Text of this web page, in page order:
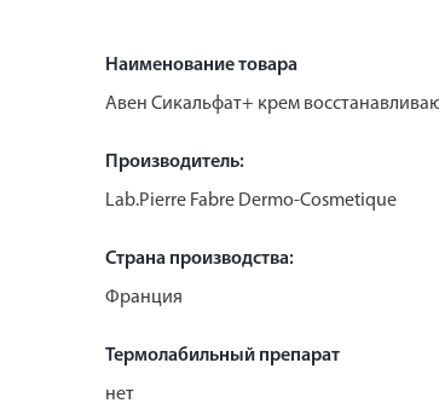
Наименование товара
Авен Сикальфат+ крем
Производитель:
Lab.Pierre Fabre Dermo-Cosmetique
Страна производства:
Франция
Термолабильный препарат
нет